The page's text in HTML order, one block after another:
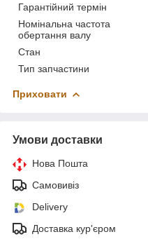
Гарантійний термін
Номінальна частота
обертання валу
Стан
Тип запчастини
Приховати
Умови доставки
Нова Пошта
Самовивіз
Delivery
Доставка кур'єром